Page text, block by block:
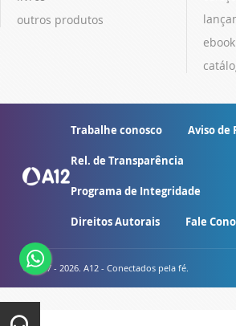
outros produtos
ebook
Trabalhe conosco Aviso de
Rel. de Transparência
Programa de Integridade
Direitos Autorais Fale
© 2007 - 2026. A12 - Conectados pela fé.